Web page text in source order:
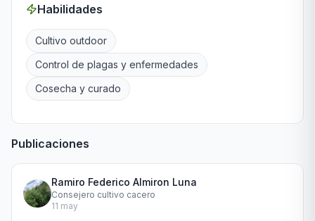
Habilidades
Cultivo outdoor
Control de plagas y enfermedades
Cosecha y curado
Publicaciones
Ramiro Federico Almiron Luna
Consejero cultivo cacero
11 may